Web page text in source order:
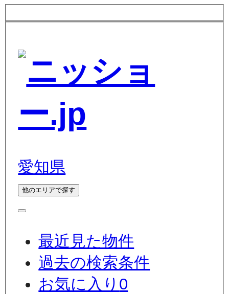
愛知県
他のエリアで探す
最近見た物件
過去の検索条件
お気に入り 0